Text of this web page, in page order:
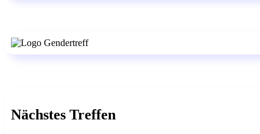
Nächstes Treffen